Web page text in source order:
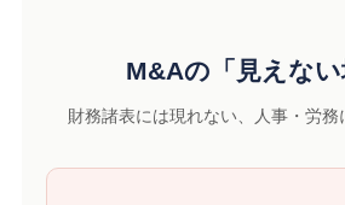
M&Aの「見えない
財務諸表には現れない、人事・労務